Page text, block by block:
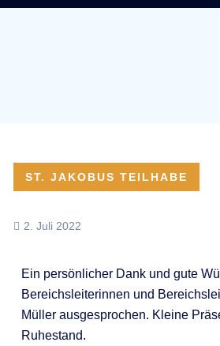
ST. JAKOBUS TEILHABE
2. Juli 2022
Ein persönlicher Dank und gute
Bereichsleiterinnen und
Müller ausgesprochen. Kleine
Ruhestand.